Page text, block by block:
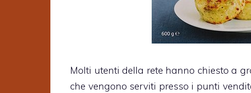
Molti utenti della rete hanno chiesto a
che vengono serviti presso i punti